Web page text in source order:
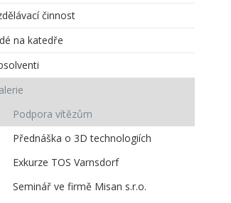
činnost
na katedře
Podpora vítězům
Přednáška o 3D technologiích
Exkurze TOS Varnsdorf
Seminář ve firmě Misan s.r.o.